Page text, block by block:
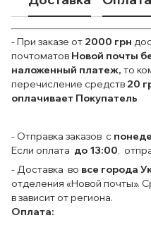
- При заказе от 2000 грн
почтоматов Новой почты
наложенный платеж, то
перечисление средств 20
оплачивает Покупатель
- Отправка заказов с
Если оплата до 13:00 ,
- Доставка во все города
отделения «Новой почты».
в зависит от региона.
Оплата: